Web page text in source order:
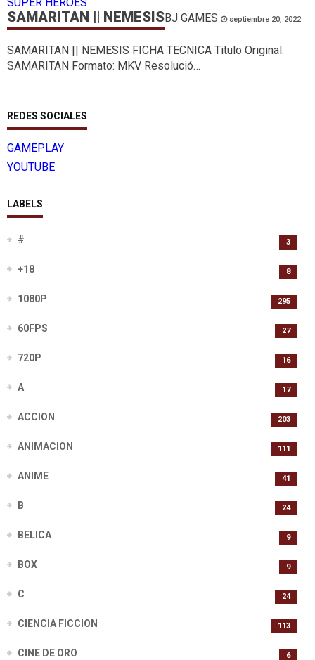
SAMARITAN || NEMESISBJ GAMES septiembre 20, 2022
SAMARITAN || NEMESIS FICHA TECNICA Titulo Original:
SAMARITAN Formato: MKV Resolució…
REDES SOCIALES
GAMEPLAY
YOUTUBE
LABELS
# 3
+18 8
1080P 295
60FPS 27
720P 16
A 17
ACCION 203
ANIMACION 111
ANIME 41
B 24
BELICA 9
BOX 9
C 24
CIENCIA FICCION 113
CINE DE ORO 6